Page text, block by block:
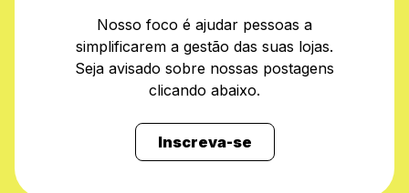
Nosso foco é ajudar pessoas a
simplificarem a gestão das suas lojas.
Seja avisado sobre nossas postagens
clicando abaixo.
Inscreva-se